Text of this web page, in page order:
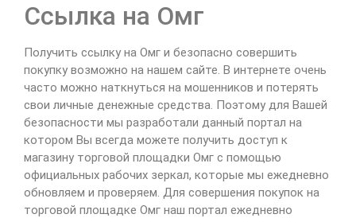
Ссылка на Омг
Получить ссылку на Омг и безопасно совершить
покупку возможно на нашем сайте. В интернете очень
часто можно наткнуться на мошенников и потерять
свои личные денежные средства. Поэтому для Вашей
безопасности мы разработали данный портал на
котором Вы всегда можете получить доступ к
магазину торговой площадки Омг с помощью
официальных рабочих зеркал, которые мы ежедневно
обновляем и проверяем. Для совершения покупок на
торговой площадке Омг наш портал ежедневно